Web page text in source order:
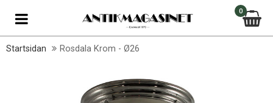
0
Startsidan Rosdala Krom - Ø26